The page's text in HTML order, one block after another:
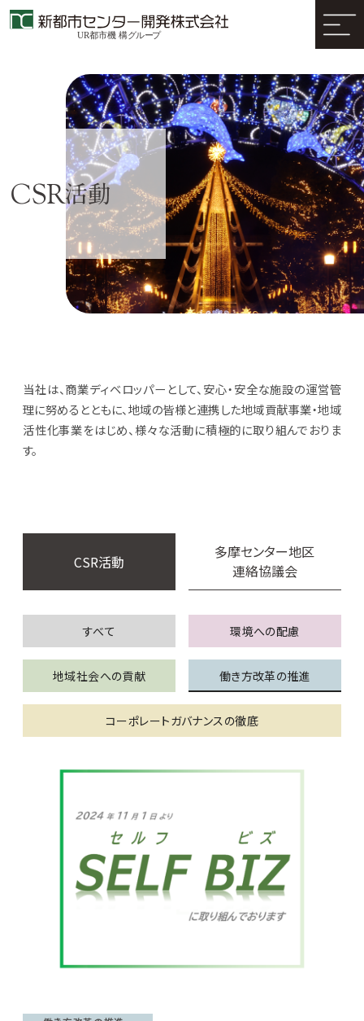
当社は、商業ディベロッパーとして、安心・安全な施設の運営管
理に努めるとともに、地域の皆様と連携した地域貢献事業・地域
活性化事業をはじめ、様々な活動に積極的に取り組んでおりま
す。
CSR活動
多摩センター地区
連絡協議会
すべて 環境への配慮
地域社会への貢献 働き方改革の推進
コーポレートガバナンスの徹底